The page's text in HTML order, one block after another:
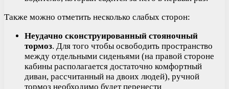
Также можно отметить несколько слабых сторон:
Неудачно сконструированный стояночный
тормоз. Для того чтобы освободить пространство
между отдельными сиденьями (на правой стороне
кабины располагается достаточно комфортный
диван, рассчитанный на двоих людей), ручной
тормоз необходимо будет перенести